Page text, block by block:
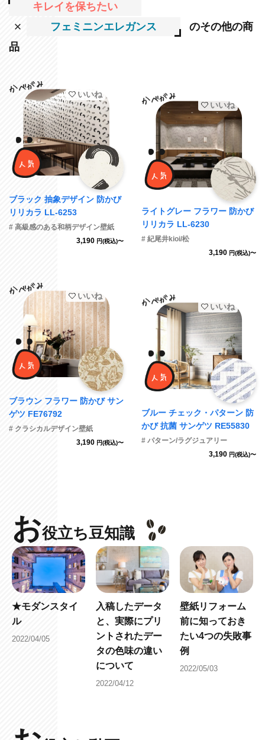
キレイを保ちたい
フェミニンエレガンス
のその他の商
品
いいね
ブラック 抽象デザイン 防かび
リリカラ LL-6253
# 高級感のある和柄デザイン壁紙
3,190 円(税込)〜
いいね
ライトグレー フラワー 防かび
リリカラ LL-6230
# 紀尾井kioi/松
3,190 円(税込)〜
いいね
ブラウン フラワー 防かび サン
ゲツ FE76792
# クラシカルデザイン壁紙
3,190 円(税込)〜
いいね
ブルー チェック・パターン 防
かび 抗菌 サンゲツ RE55830
# パターン/ラグジュアリー
3,190 円(税込)〜
お役立ち豆知識
★モダンスタイ
ル
2022/04/05
入稿したデータ
と、実際にプリ
ントされたデー
タの色味の違い
について
2022/04/12
壁紙リフォーム
前に知っておき
たい4つの失敗事
例
2022/05/03